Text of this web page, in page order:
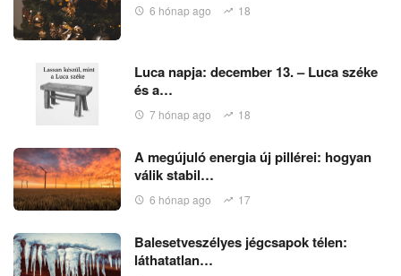
6 hónap ago 18
Luca napja: december 13. – Luca széke
és a…
7 hónap ago 18
A megújuló energia új pillérei: hogyan
válik stabil…
6 hónap ago 17
Balesetveszélyes jégcsapok télen:
láthatatlan…